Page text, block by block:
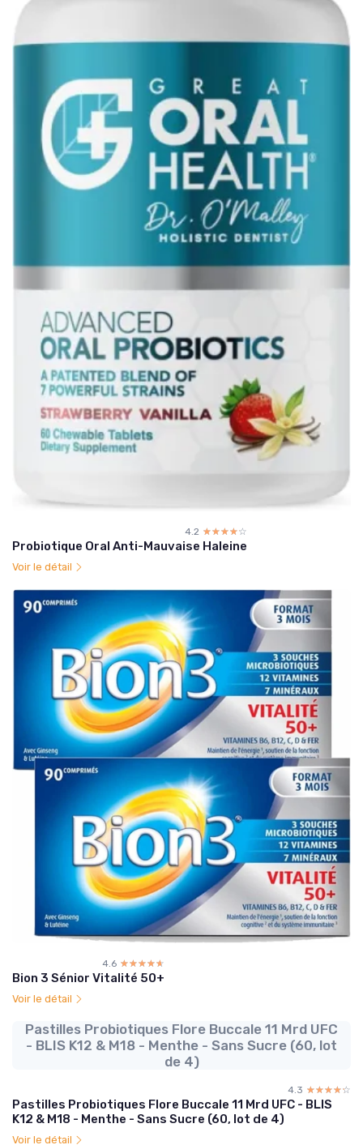
4.2 ☆☆☆☆☆
★★★★★
Probiotique Oral Anti-Mauvaise Haleine
Voir le détail
4.6 ☆☆☆☆☆
★★★★★
Bion 3 Sénior Vitalité 50+
Voir le détail
Pastilles Probiotiques Flore Buccale 11 Mrd UFC
- BLIS K12 & M18 - Menthe - Sans Sucre (60, lot
de 4)
4.3 ☆☆☆☆☆
★★★★★
Pastilles Probiotiques Flore Buccale 11 Mrd UFC - BLIS
K12 & M18 - Menthe - Sans Sucre (60, lot de 4)
Voir le détail